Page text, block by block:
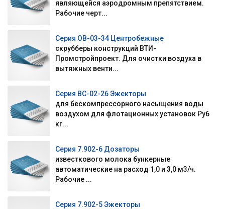
являющейся аэродромным препятствием.
Рабочие черт...
Серия ОВ-03-34 Центробежные
скрубберы конструкций ВТИ-
Промстройпроект. Для очистки воздуха в
вытяжных венти...
Серия ВС-02-26 Эжекторы
для бескомпрессорного насыщения воды
воздухом для флотационных установок Ру6
кг...
Серия 7.902-6 Дозаторы
известкового молока бункерные
автоматические на расход 1,0 и 3,0 м3/ч.
Рабочие ...
Серия 7.902-5 Эжекторы